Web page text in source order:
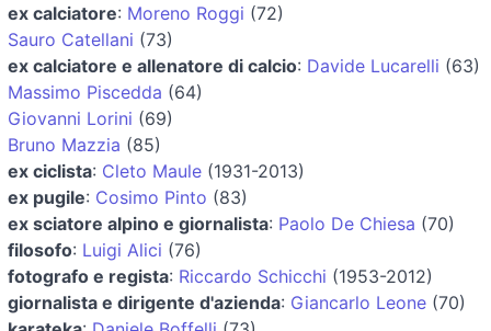
ex calciatore: Moreno Roggi (72)
Sauro Catellani (73)
ex calciatore e allenatore di calcio: Davide Lucarelli (63)
Massimo Piscedda (64)
Giovanni Lorini (69)
Bruno Mazzia (85)
ex ciclista: Cleto Maule (1931-2013)
ex pugile: Cosimo Pinto (83)
ex sciatore alpino e giornalista: Paolo De Chiesa (70)
filosofo: Luigi Alici (76)
fotografo e regista: Riccardo Schicchi (1953-2012)
giornalista e dirigente d'azienda: Giancarlo Leone (70)